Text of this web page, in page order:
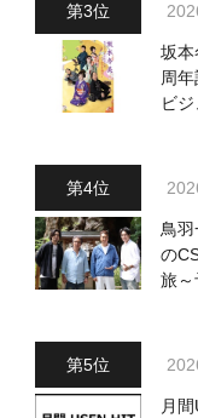
坂
周
ビ
鳥
の
旅
月